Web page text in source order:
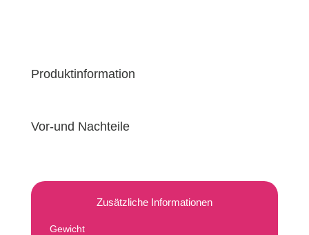
Produktinformation
Vor-und Nachteile
Zusätzliche Informationen
Gewicht